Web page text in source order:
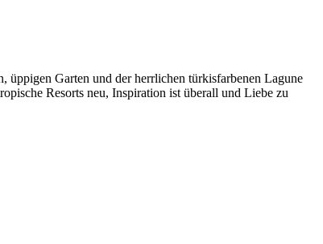
üppigen Garten und der herrlichen türkisfarbenen Lagune
Resorts neu, Inspiration ist überall und Liebe zu